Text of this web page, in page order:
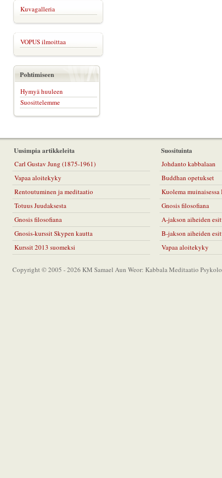
Kuvagalleria
VOPUS ilmoittaa
Pohtimiseen
Hymyä huuleen
Suosittelemme
Uusimpia artikkeleita
Carl Gustav Jung (1875-1961)
Vapaa aloitekyky
Rentoutuminen ja meditaatio
Totuus Juudaksesta
Gnosis filosofiana
Gnosis-kurssit Skypen kautta
Kurssit 2013 suomeksi
Suosituinta
Johdanto kabbalaan
Buddhan opetukset
Kuolema muinaisessa
Gnosis filosofiana
A-jakson aiheiden
B-jakson aiheiden
Vapaa aloitekyky
Copyright © 2005 - 2026 KM Samael Aun Weor: Kabbala Meditaatio